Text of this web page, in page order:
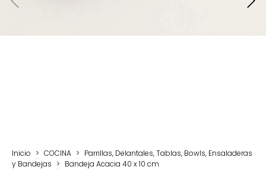
Inicio > COCINA > Parrillas, Delantales, Tablas, Bowls, Ensaladeras
y Bandejas > Bandeja Acacia 40 x 10 cm